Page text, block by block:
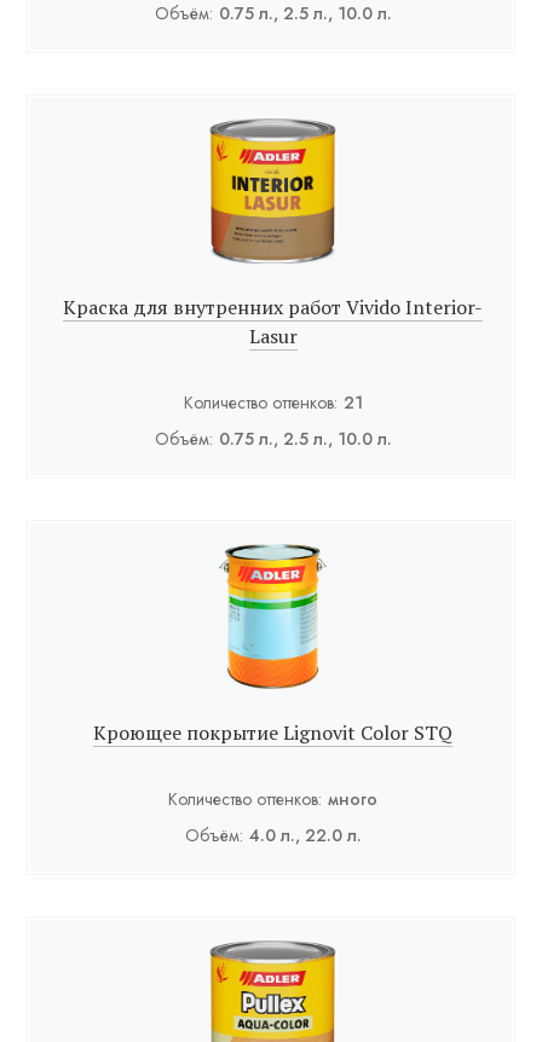
Объём: 0.75 л., 2.5 л., 10.0 л.
Краска для внутренних работ Vivido Interior-
Lasur
Количество оттенков: 21
Объём: 0.75 л., 2.5 л., 10.0 л.
Кроющее покрытие Lignovit Color STQ
Количество оттенков: много
Объём: 4.0 л., 22.0 л.